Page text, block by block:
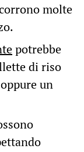
molte
potrebbe
di riso
un